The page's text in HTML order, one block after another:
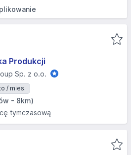
Produkcji
Sp. z o.o.
/ mies.
- 8km)
tymczasową